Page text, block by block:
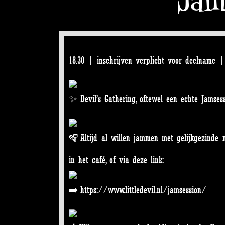
18.30 | inschrijven verplicht voor
Devil’s Gathering, oftewel een echte
Altijd al willen jammen met gelijkgezinde
in het café, of via deze link:
https://www.littledevil.nl/jamsession/